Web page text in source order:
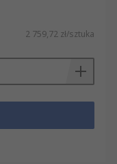
2 759,72 zł/sztuka